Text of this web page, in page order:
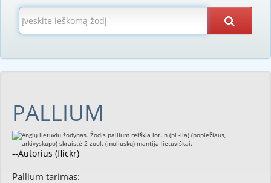
PALLIUM
--Autorius (flickr)
Pallium tarimas: